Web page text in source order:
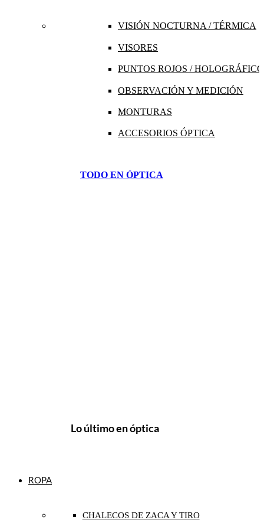
VISIÓN NOCTURNA / TÉRMICA
VISORES
PUNTOS ROJOS /
OBSERVACIÓN Y MEDICIÓN
MONTURAS
ACCESORIOS ÓPTICA
TODO EN ÓPTICA
Lo último en óptica
ROPA
CHALECOS DE ZACA Y TIRO